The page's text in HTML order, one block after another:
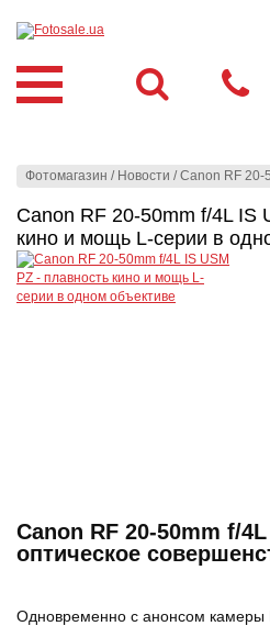
Фотомагазин / Новости /Canon RF 20-50mm f/4L IS
Canon RF 20-50mm f/4L IS
кино и мощь L-серии в
Canon RF 20-50mm f/
оптическое
Одновременно с анонсом камеры